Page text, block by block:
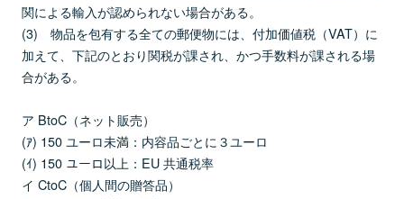
関による輸入が認められない場合がある。
(3) 物品を包有する全ての郵便物には、付加価値税（VAT）に
加えて、下記のとおり関税が課され、かつ手数料が課される場
合がある。
ア BtoC（ネット販売）
(ｱ) 150 ユーロ未満：内容品ごとに３ユーロ
(ｲ) 150 ユーロ以上：EU 共通税率
イ CtoC（個人間の贈答品）